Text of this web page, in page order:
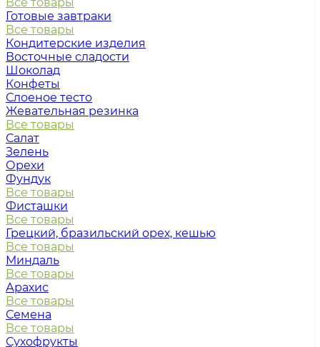
Готовые завтраки
Все товары
Кондитерские изделия
Восточные сладости
Шоколад
Конфеты
Слоеное тесто
Жевательная резинка
Все товары
Салат
Зелень
Орехи
Фундук
Все товары
Фисташки
Все товары
Грецкий, бразильский орех, кешью
Все товары
Миндаль
Все товары
Арахис
Все товары
Семена
Все товары
Сухофрукты